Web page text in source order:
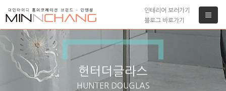
인테리어 보러가기
블로그 바로가기
헌터더글라스
HUNTER DOUGLAS